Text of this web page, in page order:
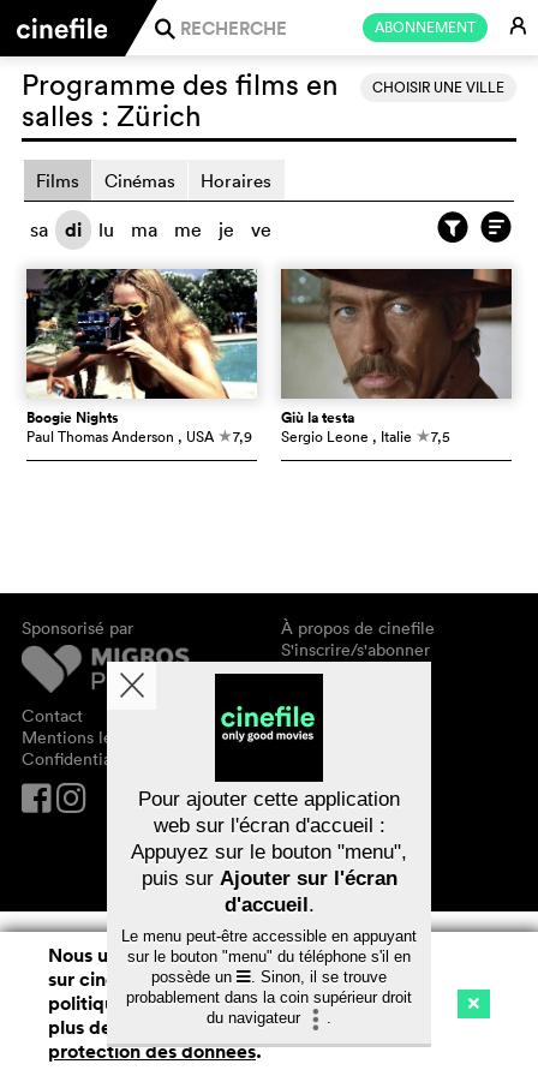
ABONNEMENT E
j
Cinéma Streaming Watchlist (
CHOISIR UNE VILLE
Programme des films en
salles : Zürich
Films Cinémas Horaires
sa di lu ma me je ve
Boogie Nights
Paul Thomas Anderson , USA c7,9
Giù la testa
Sergio Leone , Italie c7,5
Sponsorisé par
Contact
Mentions légales
Confidentialité des données
À propos de cinefile
S'inscrire/s'abonner
Newsletter
Bons-cadeaux
Nous utilisons des cookies. En naviguant
sur cinefile.ch, vous acceptez notre
politique d'utilisation des cookies. Pour
plus de détails, voir notredéclaration de
protection des données.
Pour ajouter cette application
web sur l'écran d'accueil :
Appuyez sur le bouton "menu",
puis sur Ajouter sur l'écran
d'accueil.
Le menu peut-être accessible en appuyant
sur le bouton "menu" du téléphone s'il en
possède un
. Sinon, il se trouve
probablement dans la coin supérieur droit
du navigateur
.